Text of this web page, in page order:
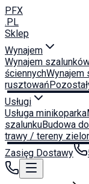
PFX
.PL
Sklep
Wynajem
Wynajem
ściennychWynajem
rusztowań
Usługi
Usługa minikoparka
szalunkuBudowa
trawy / tereny
Zasięg Dostawy